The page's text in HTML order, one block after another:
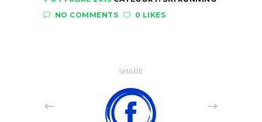
NO COMMENTS
0 LIKES
SHARE